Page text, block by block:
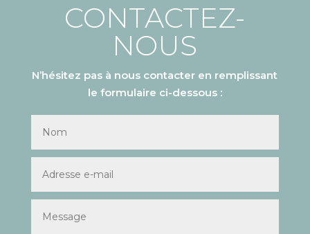
CONTACTEZ-
NOUS
N’hésitez pas à nous contacter en remplissant
le formulaire ci-dessous :